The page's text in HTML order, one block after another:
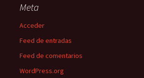
Meta
Acceder
Feed de entradas
Feed de comentarios
WordPress.org